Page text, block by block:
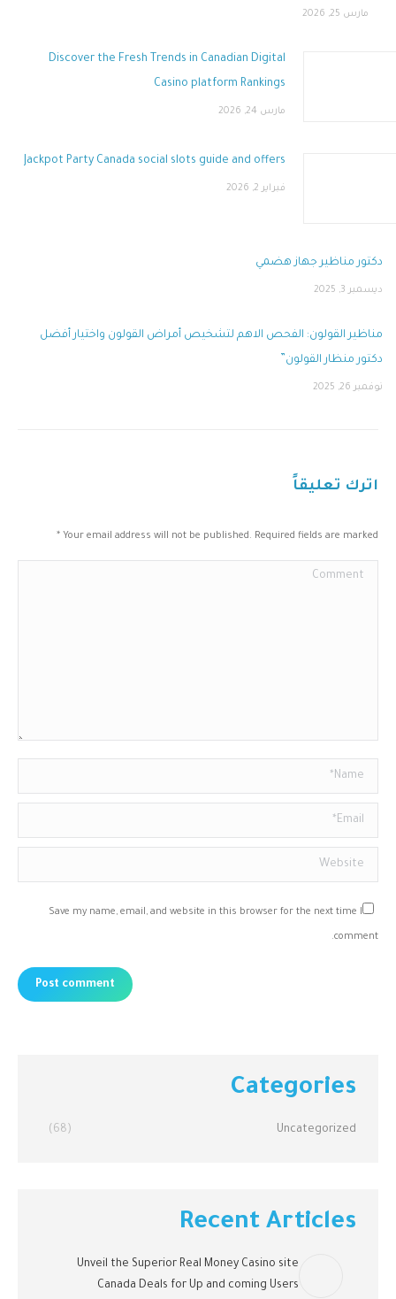
مارس 25, 2026
Discover the Fresh Trends in Canadian Digital
Casino platform Rankings
مارس 24, 2026
Jackpot Party Canada social slots guide and offers
فبراير 2, 2026
دكتور مناظير جهاز هضمي
ديسمبر 3, 2025
مناظير القولون: الفحص الاهم لتشخيص أمراض القولون واختيار أفضل
دكتور منظار القولون”
نوفمبر 26, 2025
اترك تعليقاً
Your email address will not be published. Required fields are marked
*
Comment
Name *
Email *
Website
Save my name, email, and website in this browser for the next time I
comment.
Post comment
Categories
Uncategorized
(68)
Recent Articles
Unveil the Superior Real Money Casino site
Canada Deals for Up and coming Users